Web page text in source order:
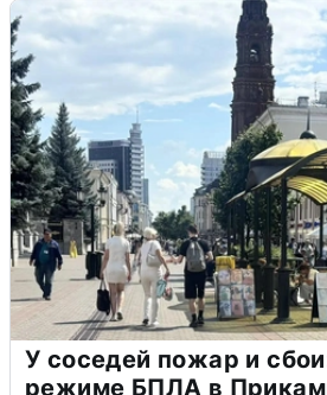
У соседей пожар и
режиме БПЛА в